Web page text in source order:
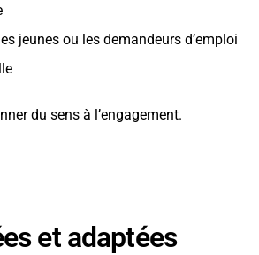
jeunes ou les demandeurs d’emploi
du sens à l’engagement.
et adaptées